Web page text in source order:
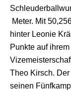
Meter. Mit
hinter Leonie
Punkte auf
Theo Kirsch.
seinen